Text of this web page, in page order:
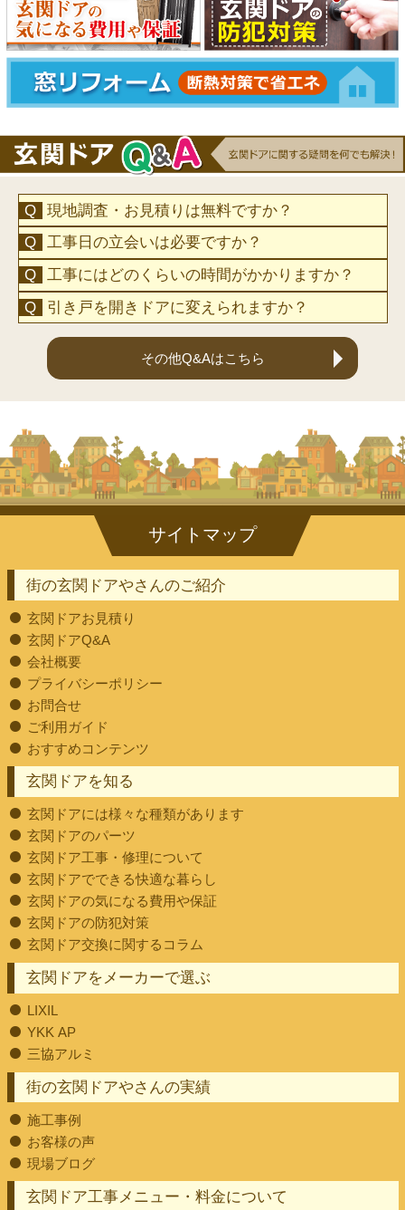
現地調査・お見積りは無料ですか？
工事日の立会いは必要ですか？
工事にはどのくらいの時間がかかりますか？
引き戸を開きドアに変えられますか？
その他Q&Aはこちら
街の玄関ドアやさんのご紹介
玄関ドアお見積り
玄関ドアQ&A
会社概要
プライバシーポリシー
お問合せ
ご利用ガイド
おすすめコンテンツ
街の玄関ドアやさんの実績
施工事例
お客様の声
現場ブログ
玄関ドアを知る
玄関ドアには様々な種類があります
玄関ドアのパーツ
玄関ドア工事・修理について
玄関ドアでできる快適な暮らし
玄関ドアの気になる費用や保証
玄関ドアの防犯対策
玄関ドア交換に関するコラム
玄関ドア工事メニュー・料金について
玄関ドアをメーカーで選ぶ
LIXIL
YKK AP
三協アルミ